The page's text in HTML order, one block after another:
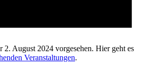
2. August 2024 vorgesehen. Hier geht es
Veranstaltungen.